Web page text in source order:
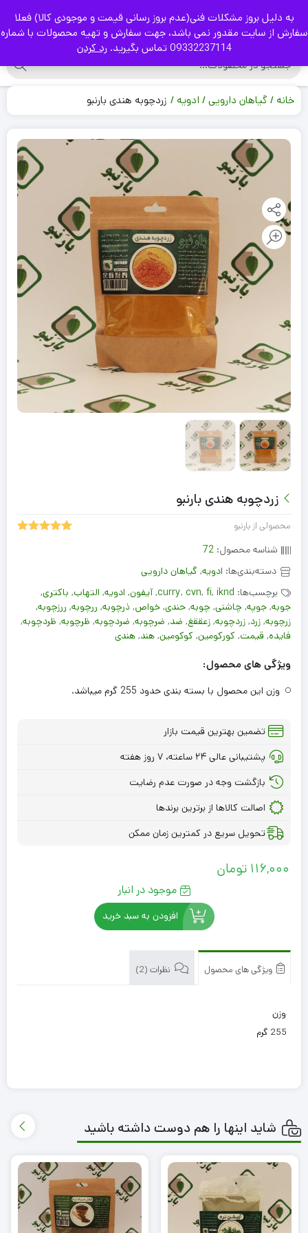
به دلیل بروز مشکلات فنی(عدم بروز رسانی قیمت و موجودی کالا) فعلا
سفارش از سایت مقدور نمی باشد، جهت سفارش و تهیه محصولات با شماره
09332237114 تماس بگیرید.
رد کردن
|
خانه گیاهان دارویی ادویه زردچوبه هندی بارنبو
زردچوبه هندی بارنبو
محصولی از بارنبو
شناسه محصول: 72
دسته‌بندی‌ها: ادویه, گیاهان دارویی
برچسب‌ها:
curry, cvn, fi, iknd
,آیفون, ادویه, التهاب, باکتری,
جوبه, جوپه, چاشنی, چوبه, حندی, خواص, ذرچوبه, ررچوبه, ررزچوبه,
زرچوبه, زرد, زردچوبه, زعققغ, ضد, ضرچوبه, ضردچوبه, ظرچوبه, ظردچوبه,
فایده, قیمت, کورکومین, کوکومین, هند, هندی
ویژگی های محصول:
وزن این محصول با بسته بندی حدود 255 گرم میباشد.
تضمین بهترین قیمت بازار
پشتیبانی عالی ۲۴ ساعته، ۷ روز هفته
بازگشت وجه در صورت عدم رضایت
اصالت کالاها از برترین برندها
تحویل سریع در کمترین زمان ممکن
116,000 تومان
موجود در انبار
افزودن به سبد خرید
ویژگی های محصول نظرات (2)
وزن
255 گرم
شاید اینها را هم دوست داشته باشید